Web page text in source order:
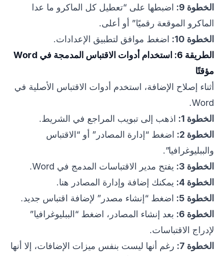
الخطوة 9:
اضبطها على “تعطيل كل الماكرو ما عدا
الماكرو الموقعة رقميًا” أو أعلى.
الخطوة 10:
اضغط موافق لتطبيق الإعدادات.
الطريقة 6: استخدام أدوات الاقتباس المدمجة في Word
مؤقتًا
أثناء إصلاح الإضافة، استخدم أدوات الاقتباس الأصلية في
Word.
الخطوة 1:
اذهب إلى تبويب المراجع في الشريط.
الخطوة 2:
اضغط “إدارة المصادر” أو “الاقتباس
والببليوغرافيا”.
الخطوة 3:
يفتح مدير الاقتباسات المدمج في Word.
الخطوة 4:
يمكنك إضافة وإدارة المصادر هنا.
الخطوة 5:
اضغط “إنشاء مصدر” لإضافة اقتباس جديد.
الخطوة 6:
بعد إنشاء المصادر، اضغط “الببليوغرافيا”
لإدراج الاقتباسات.
الخطوة 7:
رغم أنها ليست بنفس ميزات الإضافات، إلا أنها